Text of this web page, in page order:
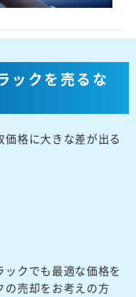
ックを売るな
価格に大きな差が出る
クでも最適な価格を
の売却をお考えの方